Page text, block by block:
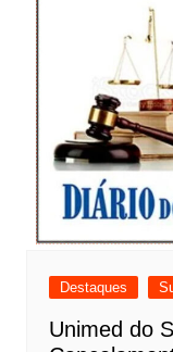
Destaques
Unimed do